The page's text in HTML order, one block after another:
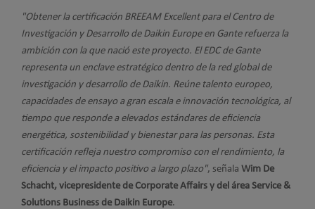
"Obtener la certificación BREEAM Excellent para el Centro de
Investigación y Desarrollo de Daikin Europe en Gante refuerza la
ambición con la que nació este proyecto. El EDC de Gante
representa un enclave estratégico dentro de la red global de
investigación y desarrollo de Daikin. Reúne talento europeo,
capacidades de ensayo a gran escala e innovación tecnológica, al
tiempo que responde a elevados estándares de eficiencia
energética, sostenibilidad y bienestar para las personas. Esta
certificación refleja nuestro compromiso con el rendimiento, la
eficiencia y el impacto positivo a largo plazo", señala Wim De
Schacht, vicepresidente de Corporate Affairs y del área Service &
Solutions Business de Daikin Europe.